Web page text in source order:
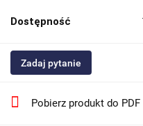
Dostępność
Zadaj pytanie
Pobierz produkt do PDF